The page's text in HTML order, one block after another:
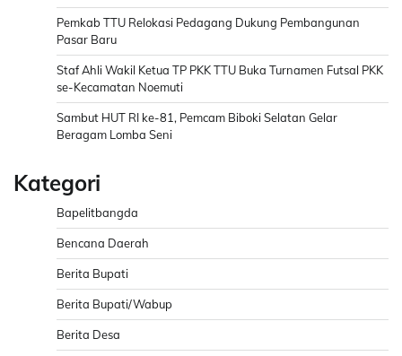
Pemkab TTU Relokasi Pedagang Dukung Pembangunan
Pasar Baru
Staf Ahli Wakil Ketua TP PKK TTU Buka Turnamen Futsal PKK
se-Kecamatan Noemuti
Sambut HUT RI ke-81, Pemcam Biboki Selatan Gelar
Beragam Lomba Seni
Kategori
Bapelitbangda
Bencana Daerah
Berita Bupati
Berita Bupati/Wabup
Berita Desa